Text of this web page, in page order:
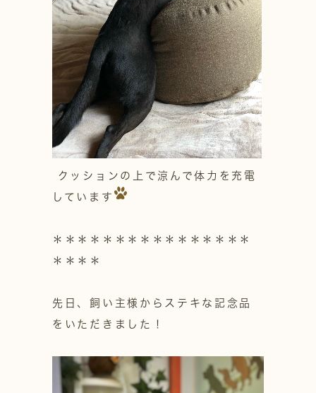
クッションの上で涼んで体力を充電
しています
＊＊＊＊＊＊＊＊＊＊＊＊＊＊＊＊
＊＊＊＊
先日、飼い主様からステキな記念品
をいただきました！